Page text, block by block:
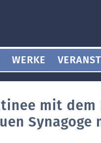
WERKE
mit
Synagoge